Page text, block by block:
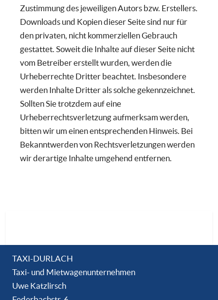
Zustimmung des jeweiligen Autors bzw. Erstellers.
Downloads und Kopien dieser Seite sind nur für
den privaten, nicht kommerziellen Gebrauch
gestattet. Soweit die Inhalte auf dieser Seite nicht
vom Betreiber erstellt wurden, werden die
Urheberrechte Dritter beachtet. Insbesondere
werden Inhalte Dritter als solche gekennzeichnet.
Sollten Sie trotzdem auf eine
Urheberrechtsverletzung aufmerksam werden,
bitten wir um einen entsprechenden Hinweis. Bei
Bekanntwerden von Rechtsverletzungen werden
wir derartige Inhalte umgehend entfernen.
TAXI-DURLACH
Taxi- und Mietwagenunternehmen
Uwe Katzlirsch